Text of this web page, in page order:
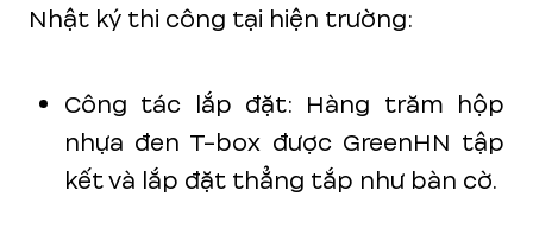
Nhật ký thi công tại hiện trường:
Công tác lắp đặt: Hàng trăm hộp
nhựa đen T-box được GreenHN tập
kết và lắp đặt thẳng tắp như bàn cờ.